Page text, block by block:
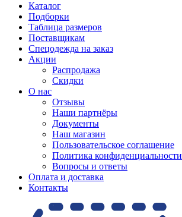
Каталог
Подборки
Таблица размеров
Поставщикам
Спецодежда на заказ
Акции
Распродажа
Скидки
О нас
Отзывы
Наши партнёры
Документы
Наш магазин
Пользовательское соглашение
Политика конфиденциальности
Вопросы и ответы
Оплата и доставка
Контакты